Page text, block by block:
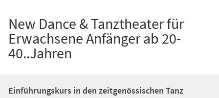
New Dance & Tanztheater für
Erwachsene Anfänger ab 20-
40..Jahren
Einführungskurs in den zeitgenössischen Tanz